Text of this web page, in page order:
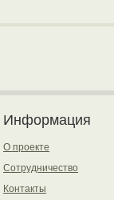
Информация
О проекте
Сотрудничество
Контакты